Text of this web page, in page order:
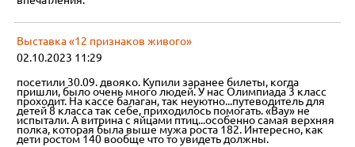
Выставка «12 признаков живого»
02.10.2023 11:29
посетили 30.09. двояко. Купили заранее билеты, когда
пришли, было очень много людей. У нас Олимпиада 3 класс
проходит. На кассе балаган, так неуютно...путеводитель для
детей 8 класса так себе, приходилось помогать. «Вау» не
испытали. А витрина с яйцами птиц...особенно самая верхняя
полка, которая была выше мужа роста 182. Интересно, как
дети ростом 140 вообще что то увидеть должны.